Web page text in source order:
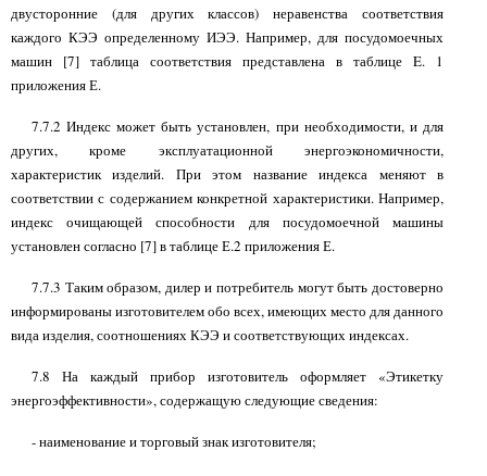
двусторонние (для других классов) неравенства соответствия
каждого КЭЭ определенному ИЭЭ. Например, для посудомоечных
машин [7] таблица соответствия представлена в таблице E. 1
приложения Е.
7.7.2 Индекс может быть установлен, при необходимости, и для
других, кроме эксплуатационной энергоэкономичности,
характеристик изделий. При этом название индекса меняют в
соответствии с содержанием конкретной характеристики. Например,
индекс очищающей способности для посудомоечной машины
установлен согласно [7] в таблице Е.2 приложения Е.
7.7.3 Таким образом, дилер и потребитель могут быть достоверно
информированы изготовителем обо всех, имеющих место для данного
вида изделия, соотношениях КЭЭ и соответствующих индексах.
7.8 На каждый прибор изготовитель оформляет «Этикетку
энергоэффективности», содержащую следующие сведения:
- наименование и торговый знак изготовителя;